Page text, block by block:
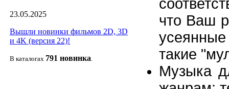
23.05.2025
Вышли новинки фильмов 2D, 3D
и 4K (версия 22)!
В каталогах 791 новинка.
что Ваш
такие
Музыка